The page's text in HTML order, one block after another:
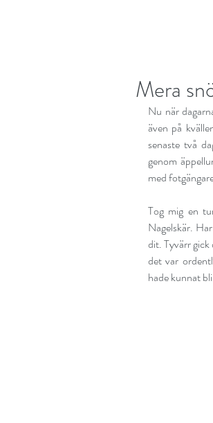
Mera
Nu när
även på
senaste två
genom
med
Tog mig en
Nagelskär.
dit. Tyvärr gick
det var
hade kunnat